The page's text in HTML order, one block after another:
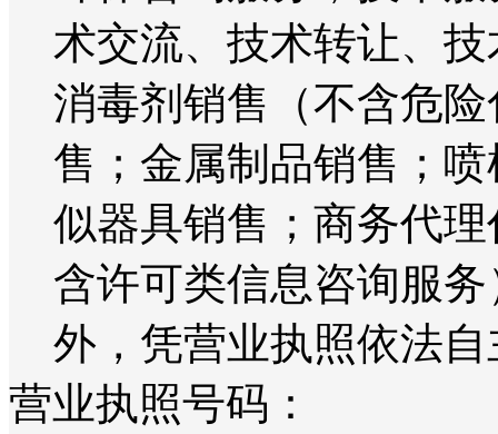
术交流、技术转让、
消毒剂销售（不含危
售；金属制品销售；
似器具销售；商务代
含许可类信息咨询服
外，凭营业执照依法
营业执照号码：